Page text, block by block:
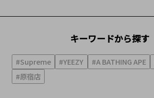
キーワードから探す
#Supreme #YEEZY #A BATHING APE
#原宿店